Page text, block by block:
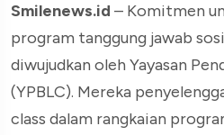
Smilenews.id – Komitmen
program tanggung jawab
diwujudkan oleh Yayasan
(YPBLC). Mereka
class dalam rangkaian